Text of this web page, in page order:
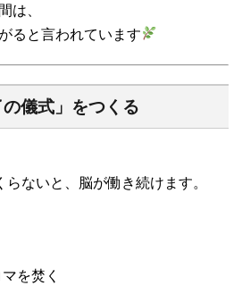
は、
ると言われています
儀式」をつくる
らないと、脳が働き続けます。
を焚く